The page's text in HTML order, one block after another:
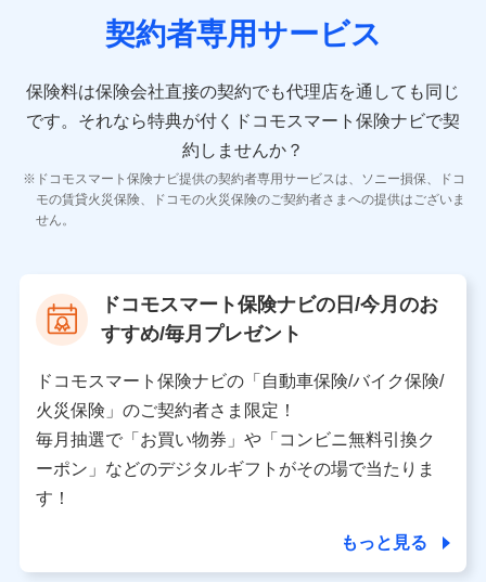
10.受託業務の 個人情報
11.マイカー通勤管理クラウド並びに法人向けASPサー
ビスに関してのお問い合わせ情報
各種お問い合わせに対応するため
当社のサービスに関する情報提供や、皆様に有用なお知らせ
をお送りするため
当社の対応品質向上やお問い合わせ内容の正確な把握のため
個人情報保護管理者の職名、連絡先
〒103-0013 東京都中央区日本橋人形町2-14-10 アー
バンネット日本橋ビル 3F
株式会社ドコモ・インシュアランス
個人情報の第三者提供について
契約者専用サービス
保険料は保険会社直接の契約でも代理店を通しても同じ
です。 それなら特典が付くドコモスマート保険ナビで契
約しませんか？
ドコモスマート保険ナビ提供の契約者専用サービスは、ソニー損保、ドコ
モの賃貸火災保険、ドコモの火災保険のご契約者さまへの提供はございま
せん。
ドコモスマート保険ナビの日/今月のお
すすめ/毎月プレゼント
ドコモスマート保険ナビの「自動車保険/バイク保険/
火災保険」のご契約者さま限定！
毎月抽選で「お買い物券」や「コンビニ無料引換ク
ーポン」などのデジタルギフトがその場で当たりま
す！
もっと見る